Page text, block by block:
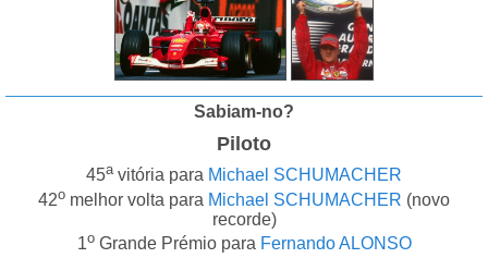
Sabiam-no?
Piloto
45avitória para Michael SCHUMACHER
42o melhor volta para Michael SCHUMACHER (novo
recorde)
1oGrande Prémio para Fernando ALONSO